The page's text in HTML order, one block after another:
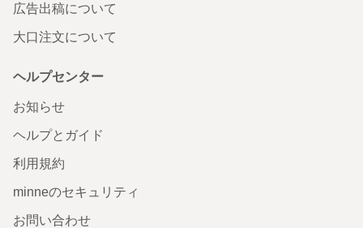
広告出稿について
大口注文について
ヘルプセンター
お知らせ
ヘルプとガイド
利用規約
minneのセキュリティ
お問い合わせ